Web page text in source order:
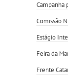
Campanha
Comissão
Estágio
Feira da
Frente